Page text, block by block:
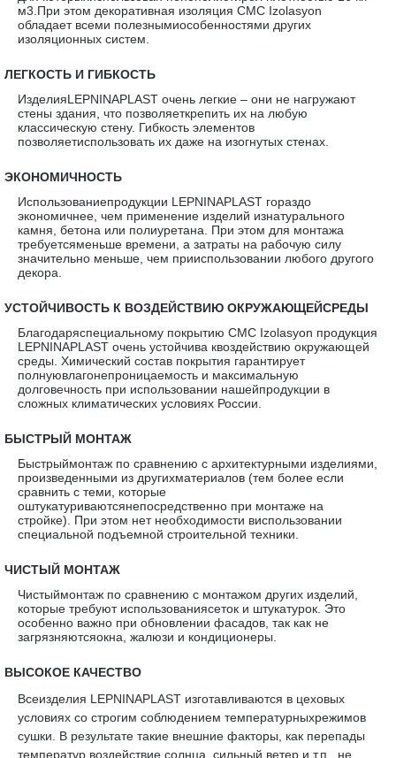
м3.При этом декоративная изоляция CMC Izolasyon
обладает всеми полезнымиособенностями других
изоляционных систем.
ЛЕГКОСТЬ И ГИБКОСТЬ
ИзделияLEPNINAPLAST очень легкие – они не нагружают
стены здания, что позволяеткрепить их на любую
классическую стену. Гибкость элементов
позволяетиспользовать их даже на изогнутых стенах.
ЭКОНОМИЧНОСТЬ
Использованиепродукции LEPNINAPLAST гораздо
экономичнее, чем применение изделий изнатурального
камня, бетона или полиуретана. При этом для монтажа
требуетсяменьше времени, а затраты на рабочую силу
значительно меньше, чем прииспользовании любого другого
декора.
УСТОЙЧИВОСТЬ К ВОЗДЕЙСТВИЮ ОКРУЖАЮЩЕЙСРЕДЫ
Благодаряспециальному покрытию CMC Izolasyon продукция
LEPNINAPLAST очень устойчива квоздействию окружающей
среды. Химический состав покрытия гарантирует
полнуювлагонепроницаемость и максимальную
долговечность при использовании нашейпродукции в
сложных климатических условиях России.
БЫСТРЫЙ МОНТАЖ
Быстрыймонтаж по сравнению с архитектурными изделиями,
произведенными из другихматериалов (тем более если
сравнить с теми, которые
оштукатуриваютсянепосредственно при монтаже на
стройке). При этом нет необходимости виспользовании
специальной подъемной строительной техники.
ЧИСТЫЙ МОНТАЖ
Чистыймонтаж по сравнению с монтажом других изделий,
которые требуют использованиясеток и штукатурок. Это
особенно важно при обновлении фасадов, так как не
загрязняютсяокна, жалюзи и кондиционеры.
ВЫСОКОЕ КАЧЕСТВО
Всеизделия LEPNINAPLAST изготавливаются в цеховых
условиях со строгим соблюдением температурныхрежимов
сушки. В результате такие внешние факторы, как перепады
температур,воздействие солнца, сильный ветер и т.п., не